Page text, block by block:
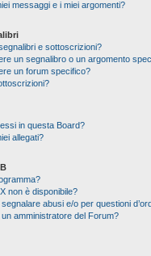
messaggi e i miei argomenti?
e sottoscrizioni?
un segnalibro o un argomento
un forum specifico?
in questa Board?
allegati?
non è disponibile?
abusi e/o per questioni
amministratore del Forum?